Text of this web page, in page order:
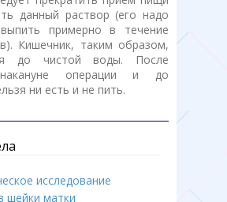
данный раствор (его надо
примерно в течение
Кишечник, таким образом,
до чистой воды. После
операции и до
ни есть и не пить.
исследование
шейки матки